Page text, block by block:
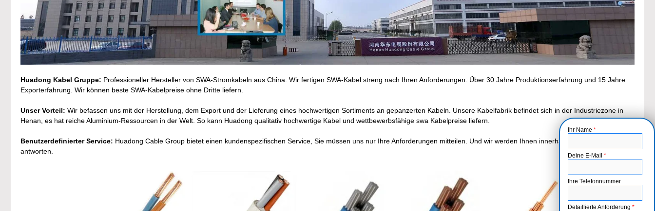
Huadong Kabel Gruppe: Professioneller Hersteller von SWA-Stromkabeln aus China. Wir fertigen SWA-Kabel streng nach Ihren Anforderungen. Über 30 Jahre Produktionserfahrung und 15 Jahre
Exporterfahrung. Wir können beste SWA-Kabelpreise ohne Dritte liefern.
Unser Vorteil: Wir befassen uns mit der Herstellung, dem Export und der Lieferung eines hochwertigen Sortiments an gepanzerten Kabeln. Unsere Kabelfabrik befindet sich in der Industriezone in
Henan, es hat reiche Aluminium-Ressourcen in der Welt. So kann Huadong qualitativ hochwertige Kabel und wettbewerbsfähige swa Kabelpreise liefern.
Benutzerdefinierter Service: Huadong Cable Group bietet einen kundenspezifischen Service, Sie müssen uns nur Ihre Anforderungen mitteilen. Und wir werden Ihnen innerhalb von 12 Stunden
antworten.
Ihr Name *
Deine E-Mail *
Ihre Telefonnummer
Detaillierte Anforderung *